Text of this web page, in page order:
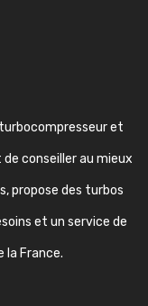
et
conseiller au mieux
propose des turbos
et un service de
la France.